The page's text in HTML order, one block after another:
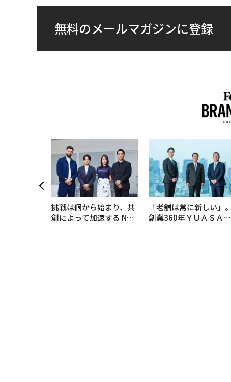
無料のメールマガジンに登録
挑戦は個から始まり、共
創によって加速する NOR
「老舗は常に新しい」。
創業360年ＹＵＡＳＡと